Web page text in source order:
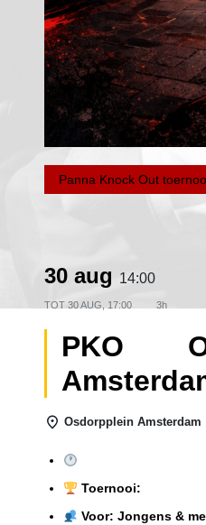
Panna Knock Out
30 aug 14:00
TOT 30 AUG, 17:00 3h
PKO
Osdorpplein Amsterdam
Toernooi:
Voor: Jongens &